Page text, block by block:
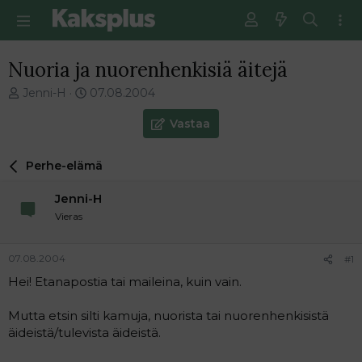
Nuoria ja nuorenhenkisiä äitejä
V
e
t
n
a
i
t
Jenni-H
E
m
i
i
t
i
07.08.2004
Vastaa
Perhe-elämä
Jenni-H
Vieras
07.08.2004 #1
Hei! Etanapostia tai maileina, kuin vain.
Mutta etsin silti kamuja, nuorista tai nuorenhenkisistä
äideistä/tulevista äideistä.